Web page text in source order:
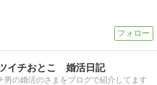
イチおとこ 婚活日記
男の婚活のさまをブログで紹介してます